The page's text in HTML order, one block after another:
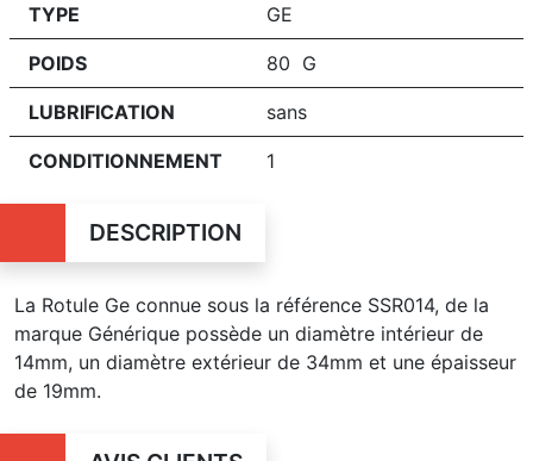
TYPE GE
POIDS 80 G
LUBRIFICATION sans
CONDITIONNEMENT 1
DESCRIPTION
La Rotule Ge connue sous la référence SSR014, de la
marque Générique possède un diamètre intérieur de
14mm, un diamètre extérieur de 34mm et une épaisseur
de 19mm.